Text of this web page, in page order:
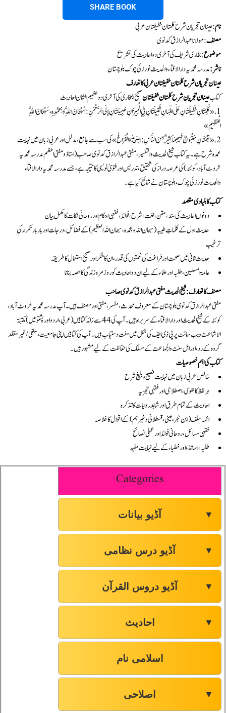
SHARE BOOK
نام: عينان تجريان شرح کلمتان خفیفتان عربی
مصنف: مولانا عبدالرازق کدنوی
موضوع: بخاری شریف کی آخری دو احادیث کی تشریح
ناشر:مدرسہ محمدیہ دارالافتاء والحدیث نورزئی چوک بلوچستان
عينان تجريان شرح کلمتان خفیفتان عربی کا تعارف
کتابعينان تجريان شرح کلمتان خفیفتان صحیح البخاری کی آخری دو عظیم الشان احادیث
«كَلِمَتَانِ خَفِيفَتَانِ عَلَى اللِّسَانِ ثَقِيلَتَانِ فِي الْمِيزَانِ حَبِيبَتَانِ إِلَى الرَّحْمَنِ: سُبْحَانَ اللَّهِ وَبِحَمْدِهِ، سُبْحَانَ اللَّهِ
الْعَظِيمِ»
«نِعْمَتَانِ مَغْبُونٌ فِيهِمَا كَثِيرٌ مِنَ النَّاسِ: الصِّحَّةُ وَالْفَرَاغُ» کی سب سے جامع، مدلل اور عربی زبان میں نہایت
عمدہ شرح ہے۔ یہ کتاب شیخ الحدیث والتفسیر، مفتی عبدالرازق کدنوی صاحب (استاذ و مفتی اعظم مدرسہ محمدیہ
خروٹ آباد، کوئٹہ) کی عرصہ دراز کی تحقیق، تدریس اور فتویٰ نویسی کا نتیجہ ہے، جسے مدرسہ محمدیہ دارالافتاء
والحدیث نورزئی چوک، بلوچستان نے شائع کیا ہے۔
کتاب کا بنیادی مقصد
دونوں احادیث کی سند، متن، لغت، شرح، فوائد، فقہی احکام اور روحانی نکات کا مکمل بیان
حدیث اول کے کلماتِ طیبہ (سبحان اللہ وبحمدہ، سبحان اللہ العظیم) کے فضائل، درجات اور بار بار تکرار کی
ترغیب
حدیث ثانی میں صحت اور فراغت کی نعمتوں کی قدر، ان کا شکر اور صحیح استعمال کا طریقہ
عامۃ المسلمین، طلبہ اور علماء کے لیے ان دو احادیث کو روزمرہ زندگی کا حصہ بنانا
مصنف کا تعارف: شیخ الحدیث مفتی عبدالرازق کدنوی صاحب
مفتی عبدالرازق کدنوی بلوچستان کے معروف محدث، مفسر، مفتی اور مصنف ہیں۔ آپ مدرسہ محمدیہ خروٹ آباد،
کوئٹہ کے شیخ الحدیث اور دارالافتاء کے سربراہ ہیں۔ آپ کی 44 سے زائد کتابیں (عربی، اردو اور پشتو میں) مکتبۃ
الاشاعت ویب سائٹ پر پی ڈی ایف کی شکل میں مفت دستیاب ہیں۔ آپ کی کتابیں اپنی جامعیت، سلفی/غیر مقلد
گروہ کے رد، اور اہل سنت والجماعت کے مسلک کی حفاظت کے لیے مشہور ہیں۔
کتاب کی اہم خصوصیات
خالص عربی زبان میں نہایت فصیح و بلیغ شرح
ہر لفظ کا لغوی، اصطلاحی اور فقہی تجزیہ
احادیث کے تمام طرق اور شاہد روایات کا تذکرہ
ائمہ سلف (ابن حجر، عینی، قسطلانی وغیرہم) کے اقوال کا خلاصہ
فقہی مسائل، روحانی فوائد اور عملی نصائح
طلبہ، اساتذہ اور خطباء کے لیے نہایت مفید
Categories
آڈیو بیانات ▼
آڈیو درس نظامی ▼
آڈیو دروس القرآن ▼
احادیث ▼
اسلامی نام
اصلاحی ▼